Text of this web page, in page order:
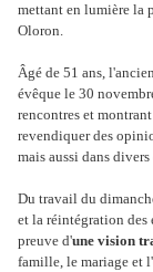
mettant en lumière la
Oloron.
Âgé de 51 ans,
évêque le 30
rencontres et
revendiquer des
mais aussi dans
Du travail du
et la réintégration des
preuve d'une vision
famille, le mariage et